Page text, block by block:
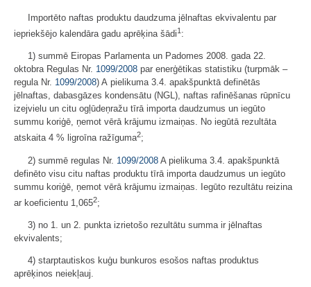
Importēto naftas produktu daudzuma jēlnaftas ekvivalentu par
iepriekšējo kalendāra gadu aprēķina šādi1 :
1) summē Eiropas Parlamenta un Padomes 2008. gada 22.
oktobra Regulas Nr. 1099/2008 par enerģētikas statistiku (turpmāk –
regula Nr. 1099/2008) A pielikuma 3.4. apakšpunktā definētās
jēlnaftas, dabasgāzes kondensātu (NGL), naftas rafinēšanas rūpnīcu
izejvielu un citu ogļūdeņražu tīrā importa daudzumus un iegūto
summu koriģē, ņemot vērā krājumu izmaiņas. No iegūtā rezultāta
atskaita 4 % ligroīna ražīguma2;
2) summē regulas Nr. 1099/2008 A pielikuma 3.4. apakšpunktā
definēto visu citu naftas produktu tīrā importa daudzumus un iegūto
summu koriģē, ņemot vērā krājumu izmaiņas. Iegūto rezultātu reizina
ar koeficientu 1,0652;
3) no 1. un 2. punkta izrietošo rezultātu summa ir jēlnaftas
ekvivalents;
4) starptautiskos kuģu bunkuros esošos naftas produktus
aprēķinos neiekļauj.